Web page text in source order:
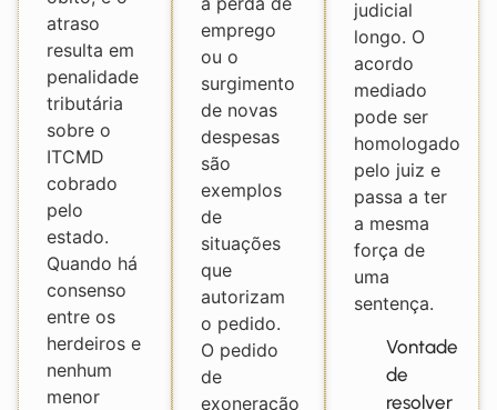
atraso
resulta em
penalidade
tributária
sobre o
ITCMD
cobrado
pelo
estado.
Quando há
consenso
entre os
herdeiros e
nenhum
menor
emprego
ou o
surgimento
de novas
despesas
são
exemplos
de
situações
que
autorizam
o pedido.
O pedido
de
exoneração
judicial
longo. O
acordo
mediado
pode ser
homologado
pelo juiz e
passa a ter
a mesma
força de
uma
sentença.
Vontade
de
resolver